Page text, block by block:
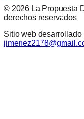
© 2026 La Propuesta
derechos reservados
Sitio web desarrollado